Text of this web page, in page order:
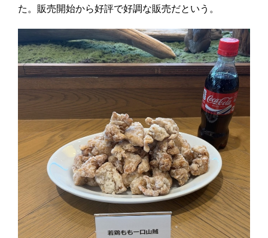
た。販売開始から好評で好調な販売だという。